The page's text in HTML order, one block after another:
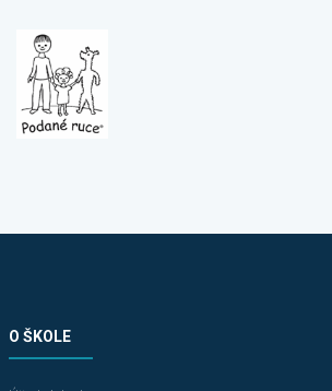
O ŠKOLE